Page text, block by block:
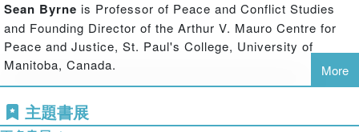
Part I: Core Concepts and Theories
Part II: Core Approaches
Part III: Core Practices
Part IV: Alternative Voices and Complex Intervention
Sean Byrne is Professor of Peace and Conflict Studies
and Founding Director of the Arthur V. Mauro Centre for
Peace and Justice, St. Paul's College, University of
Manitoba, Canada.
Ingrid Sandole-Starosteis Adjunct Professor in the
Department of Sociology, Global Affairs and Women's
Studies Programs at George Mason University, USA.
More
主題書展